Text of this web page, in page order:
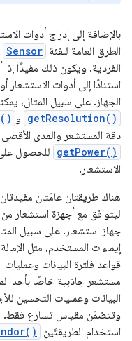
بالإضافة إلى إدراج أدوات
الطرق العامة للفئة Sensor
الفردية. ويكون ذلك مفيدًا
استنادًا إلى أدوات الاستشعار
الجهاز. على سبيل المثال،
getResolution() و
دقة المستشعر والمدى
getPower() للحصول
الاستشعار.
هناك طريقتان عامّتان
ليتوافق مع أجهزة استشعار
جهاز استشعار. على سبيل
إيماءات المستخدم، مثل
قواعد فلترة البيانات
مستشعر جاذبية خاصًا بأحد
البيانات وعمليات التحسين
وتتضمّن مقياس تسارع فقط.
استخدام الطريقتَين